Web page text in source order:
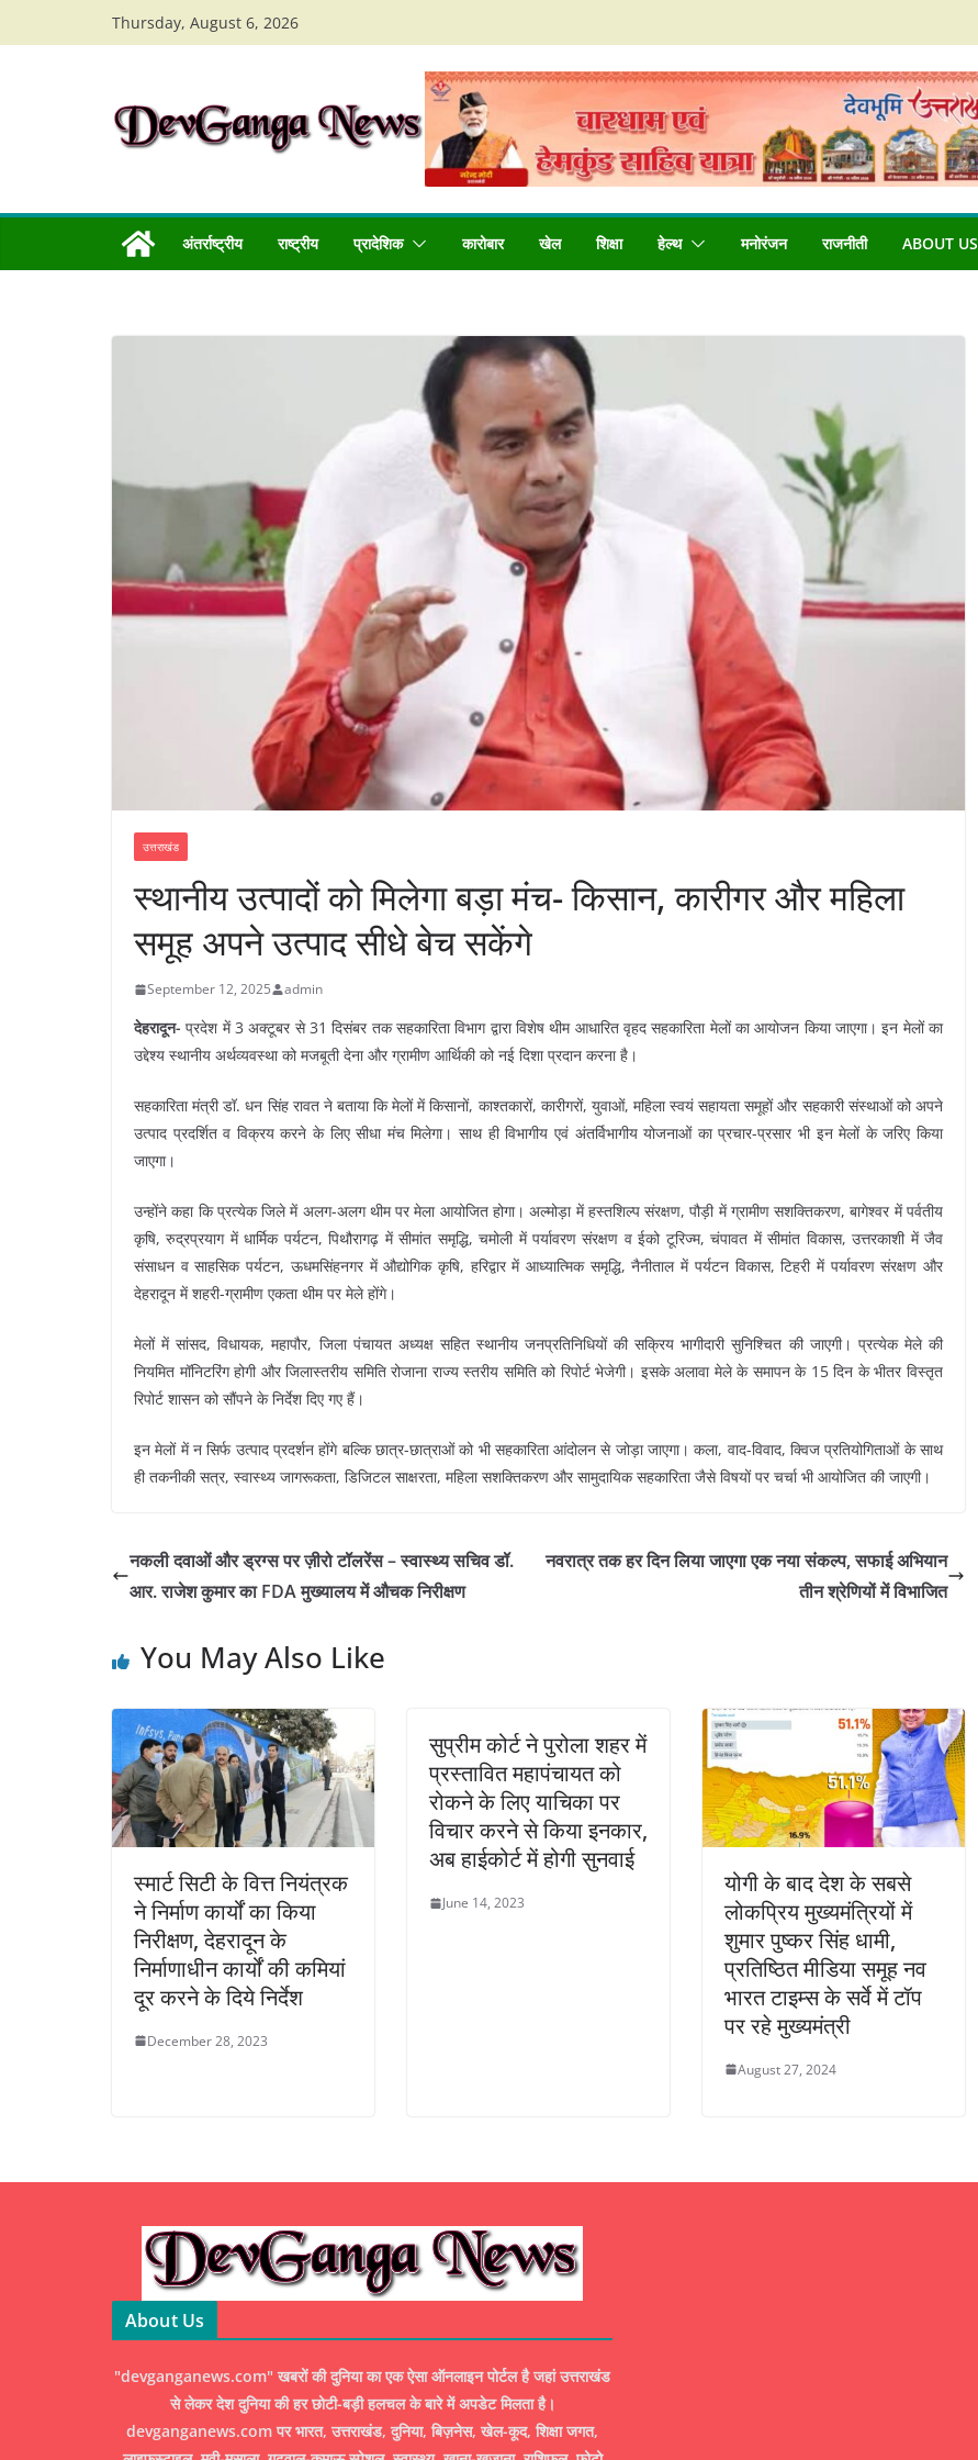
to
Thursday, August 6, 2026
अंतर्राष्ट्रीय राष्ट्रीय प्रादेशिक कारोबार खेल शिक्षा हेल्थ मनोरंजन राजनीती ABOUT US
उत्तराखंड
स्थानीय उत्पादों को मिलेगा बड़ा मंच- किसान, कारीगर और महिला
समूह अपने उत्पाद सीधे बेच सकेंगे
September 12, 2025 admin
देहरादून- प्रदेश में 3 अक्टूबर से 31 दिसंबर तक सहकारिता विभाग द्वारा विशेष थीम आधारित वृहद सहकारिता मेलों का आयोजन किया जाएगा। इन मेलों का
उद्देश्य स्थानीय अर्थव्यवस्था को मजबूती देना और ग्रामीण आर्थिकी को नई दिशा प्रदान करना है।
सहकारिता मंत्री डॉ. धन सिंह रावत ने बताया कि मेलों में किसानों, काश्तकारों, कारीगरों, युवाओं, महिला स्वयं सहायता समूहों और सहकारी संस्थाओं को अपने
उत्पाद प्रदर्शित व विक्रय करने के लिए सीधा मंच मिलेगा। साथ ही विभागीय एवं अंतर्विभागीय योजनाओं का प्रचार-प्रसार भी इन मेलों के जरिए किया
जाएगा।
उन्होंने कहा कि प्रत्येक जिले में अलग-अलग थीम पर मेला आयोजित होगा। अल्मोड़ा में हस्तशिल्प संरक्षण, पौड़ी में ग्रामीण सशक्तिकरण, बागेश्वर में पर्वतीय
कृषि, रुद्रप्रयाग में धार्मिक पर्यटन, पिथौरागढ़ में सीमांत समृद्धि, चमोली में पर्यावरण संरक्षण व ईको टूरिज्म, चंपावत में सीमांत विकास, उत्तरकाशी में जैव
संसाधन व साहसिक पर्यटन, ऊधमसिंहनगर में औद्योगिक कृषि, हरिद्वार में आध्यात्मिक समृद्धि, नैनीताल में पर्यटन विकास, टिहरी में पर्यावरण संरक्षण और
देहरादून में शहरी-ग्रामीण एकता थीम पर मेले होंगे।
मेलों में सांसद, विधायक, महापौर, जिला पंचायत अध्यक्ष सहित स्थानीय जनप्रतिनिधियों की सक्रिय भागीदारी सुनिश्चित की जाएगी। प्रत्येक मेले की
नियमित मॉनिटरिंग होगी और जिलास्तरीय समिति रोजाना राज्य स्तरीय समिति को रिपोर्ट भेजेगी। इसके अलावा मेले के समापन के 15 दिन के भीतर विस्तृत
रिपोर्ट शासन को सौंपने के निर्देश दिए गए हैं।
इन मेलों में न सिर्फ उत्पाद प्रदर्शन होंगे बल्कि छात्र-छात्राओं को भी सहकारिता आंदोलन से जोड़ा जाएगा। कला, वाद-विवाद, क्विज प्रतियोगिताओं के साथ
ही तकनीकी सत्र, स्वास्थ्य जागरूकता, डिजिटल साक्षरता, महिला सशक्तिकरण और सामुदायिक सहकारिता जैसे विषयों पर चर्चा भी आयोजित की जाएगी।
नकली दवाओं और ड्रग्स पर ज़ीरो टॉलरेंस – स्वास्थ्य सचिव डॉ.
आर. राजेश कुमार का FDA मुख्यालय में औचक निरीक्षण
नवरात्र तक हर दिन लिया जाएगा एक नया संकल्प, सफाई अभियान
तीन श्रेणियों में विभाजित
You May Also Like
स्मार्ट सिटी के वित्त नियंत्रक
ने निर्माण कार्यों का किया
निरीक्षण, देहरादून के
निर्माणाधीन कार्यों की कमियां
दूर करने के दिये निर्देश
December 28, 2023
सुप्रीम कोर्ट ने पुरोला शहर में
प्रस्तावित महापंचायत को
रोकने के लिए याचिका पर
विचार करने से किया इनकार,
अब हाईकोर्ट में होगी सुनवाई
June 14, 2023
योगी के बाद देश के सबसे
लोकप्रिय मुख्यमंत्रियों में
शुमार पुष्कर सिंह धामी,
प्रतिष्ठित मीडिया समूह नव
भारत टाइम्स के सर्वे में टॉप
पर रहे मुख्यमंत्री
August 27, 2024
About Us
"devganganews.com" खबरों की दुनिया का एक ऐसा ऑनलाइन पोर्टल है जहां उत्तराखंड
से लेकर देश दुनिया की हर छोटी-बड़ी हलचल के बारे में अपडेट मिलता है।
devganganews.com पर भारत, उत्तराखंड, दुनिया, बिज़नेस, खेल-कूद, शिक्षा जगत,